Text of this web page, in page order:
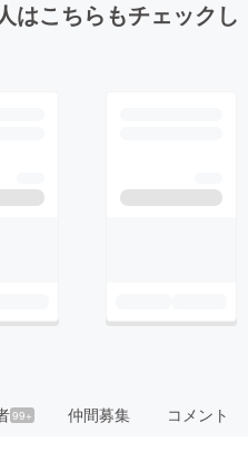
はこちらもチェックし
99+ 仲間募集 コメント